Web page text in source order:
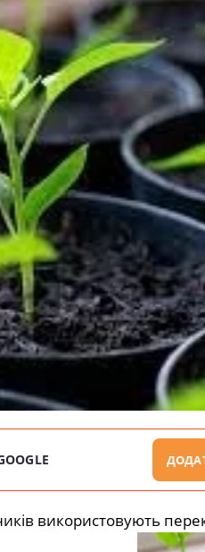
використовують